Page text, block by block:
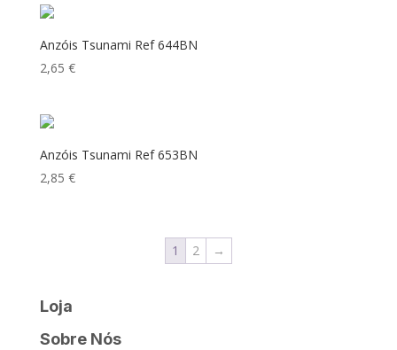
Anzóis Tsunami Ref 644BN
2,65 €
Anzóis Tsunami Ref 653BN
2,85 €
1 2 →
Loja
Sobre Nós